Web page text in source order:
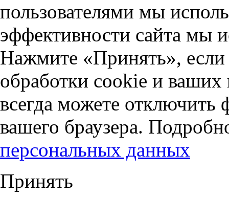
пользователями мы
эффективности сайта мы
Нажмите «Принять», если
обработки cookie и
всегда можете отключить
вашего браузера.
персональных данных
Принять